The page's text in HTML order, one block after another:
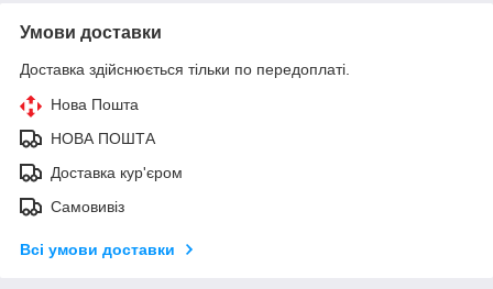
Умови доставки
Доставка здійснюється тільки по передоплаті.
Нова Пошта
НОВА ПОШТА
Доставка кур'єром
Самовивіз
Всі умови доставки